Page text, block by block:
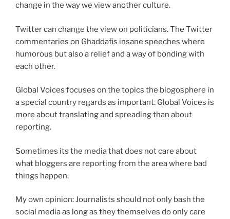
change in the way we view another culture.
Twitter can change the view on politicians. The Twitter
commentaries on Ghaddafis insane speeches where
humorous but also a relief and a way of bonding with
each other.
Global Voices focuses on the topics the blogosphere in
a special country regards as important. Global Voices is
more about translating and spreading than about
reporting.
Sometimes its the media that does not care about
what bloggers are reporting from the area where bad
things happen.
My own opinion: Journalists should not only bash the
social media as long as they themselves do only care